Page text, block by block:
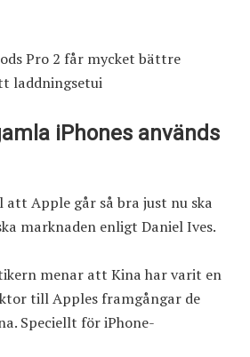
Pro 2 får mycket bättre
laddningsetui
iPhones används
Apple går så bra just nu ska
marknaden enligt Daniel Ives.
menar att Kina har varit en
till Apples framgångar de
Speciellt för iPhone-